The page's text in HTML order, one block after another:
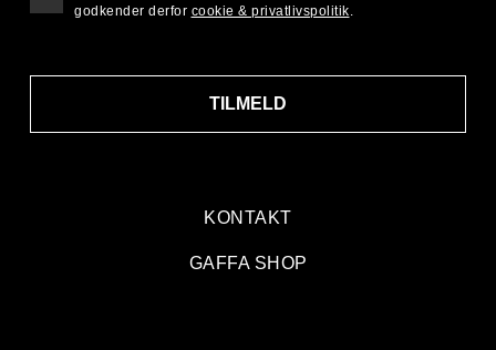
KONTAKT
GAFFA SHOP
TILMELD
godkender derfor cookie & privatlivspolitik.